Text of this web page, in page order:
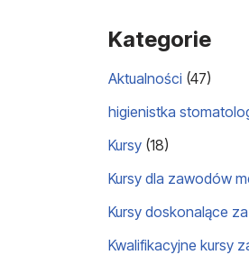
Kategorie
Aktualności (47)
higienistka
Kursy (18)
Kursy dla zawodów
Kursy doskonalące
Kwalifikacyjne kursy